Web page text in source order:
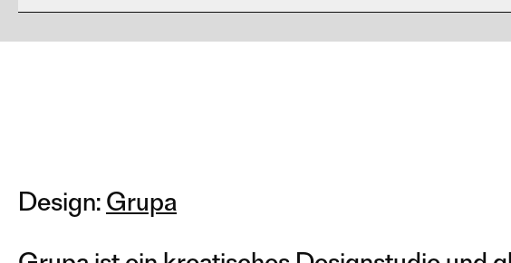
Design: Grupa